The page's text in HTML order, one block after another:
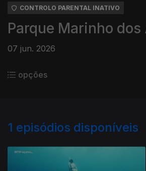
CONTROLO PARENTAL INATIVO
Parque Marinho dos
07 jun. 2026
opções
1 episódios disponíveis
934782